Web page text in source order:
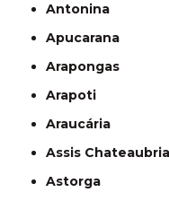
Antonina
Apucarana
Arapongas
Arapoti
Araucária
Assis
Astorga